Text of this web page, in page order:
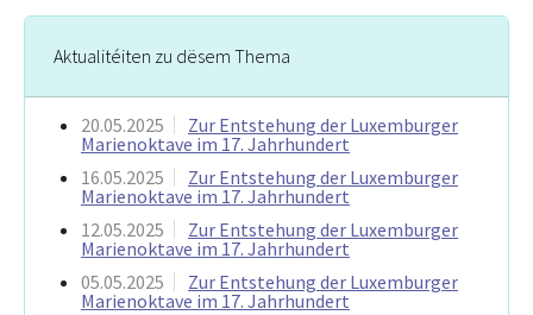
Aktualitéiten zu dësem Thema
20.05.2025
Zur Entstehung der Luxemburger
Marienoktave im 17. Jahrhundert
16.05.2025
Zur Entstehung der Luxemburger
Marienoktave im 17. Jahrhundert
12.05.2025
Zur Entstehung der Luxemburger
Marienoktave im 17. Jahrhundert
05.05.2025
Zur Entstehung der Luxemburger
Marienoktave im 17. Jahrhundert